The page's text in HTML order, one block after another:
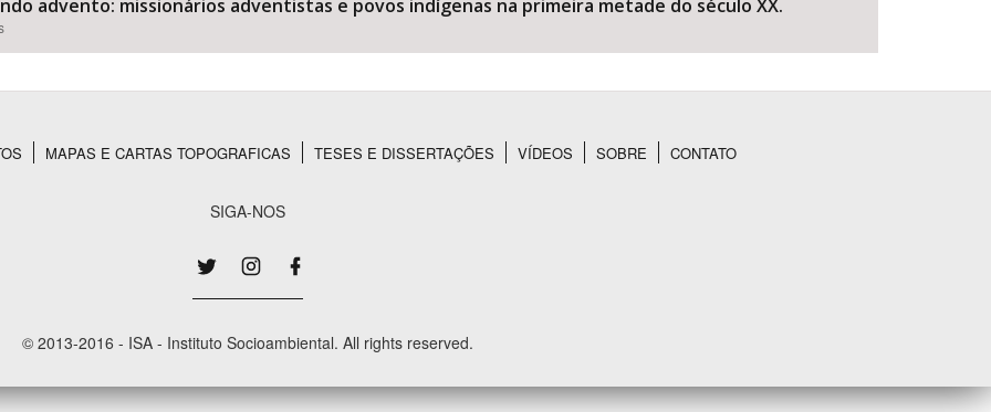
Área Protegida
advento: missionários adventistas e povos indígenas na primeira metade do século XX.
MAPAS E CARTAS TOPOGRAFICAS TESES E DISSERTAÇÕES VÍDEOS SOBRE CONTATO
SIGA-NOS
© 2013-2016 - ISA - Instituto Socioambiental. All rights reserved.